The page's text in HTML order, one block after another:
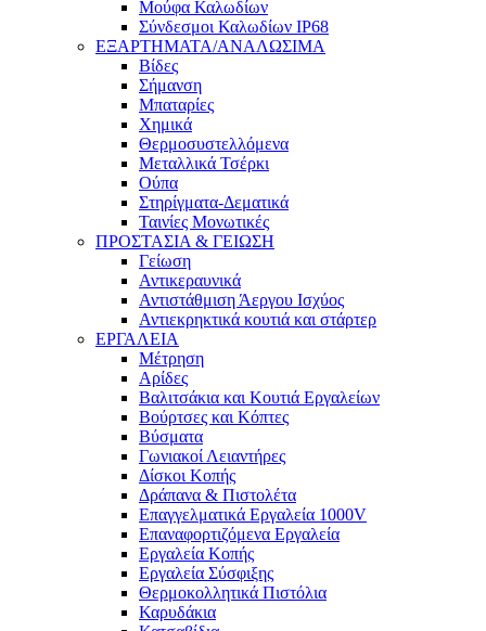
Μούφα Καλωδίων
Σύνδεσμοι Καλωδίων IP68
ΕΞΑΡΤΗΜΑΤΑ/ΑΝΑΛΩΣΙΜΑ
Βίδες
Σήμανση
Μπαταρίες
Χημικά
Θερμοσυστελλόμενα
Μεταλλικά Τσέρκι
Ούπα
Στηρίγματα-Δεματικά
Ταινίες Μονωτικές
ΠΡΟΣΤΑΣΙΑ & ΓΕΙΩΣΗ
Γείωση
Αντικεραυνικά
Αντιστάθμιση Άεργου Ισχύος
Αντιεκρηκτικά κουτιά και στάρτερ
ΕΡΓΑΛΕΙΑ
Μέτρηση
Αρίδες
Βαλιτσάκια και Κουτιά Εργαλείων
Βούρτσες και Κόπτες
Βύσματα
Γωνιακοί Λειαντήρες
Δίσκοι Κοπής
Δράπανα & Πιστολέτα
Επαγγελματικά Εργαλεία 1000V
Επαναφορτιζόμενα Εργαλεία
Εργαλεία Κοπής
Εργαλεία Σύσφιξης
Θερμοκολλητικά Πιστόλια
Καρυδάκια